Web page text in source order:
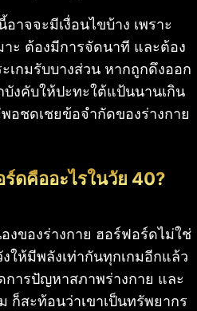
าจจะมีเงื่อนไขบ้าง เพราะ
าะ ต้องมีการจัดนาที และต้อง
เกมรับบางส่วน หากถูกดึงออก
บังคับให้ปะทะใต้แป้นนานเกิน
อชดเชยข้อจำกัดของร่างกาย
ดคืออะไรในวัย 40?
งของร่างกาย ฮอร์ฟอร์ดไม่ใช่
ให้มีพลังเท่ากันทุกเกมอีกแล้ว
การปัญหาสภาพร่างกาย และ
ก็สะท้อนว่าเขาเป็นทรัพยากร